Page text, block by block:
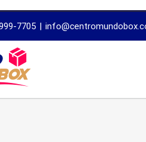
7705 |